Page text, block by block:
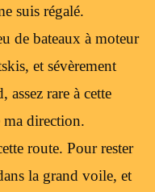
suis régalé.
de bateaux à moteur
et sévèrement
rare à cette
direction.
route. Pour rester
la grand voile, et